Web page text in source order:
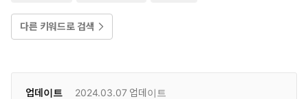
다른 키워드로 검색
업데이트 2024.03.07업데이트